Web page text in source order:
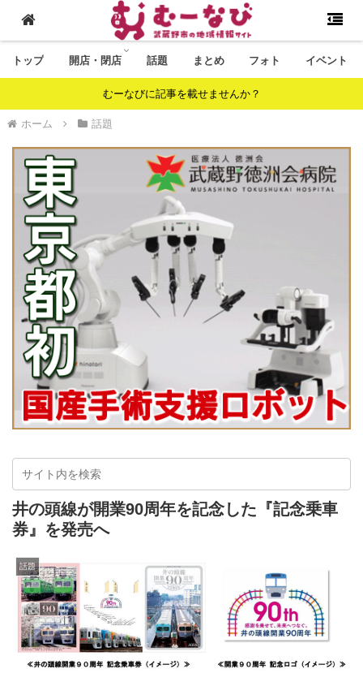
トップ 開店・閉店 話題 まとめ フォト イベント
むーなびに記事を載せませんか？
ホーム 話題
井の頭線が開業90周年を記念した『記念乗車
券』を発売へ
話題